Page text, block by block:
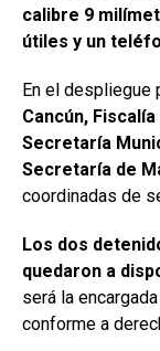
calibre 9
útiles y un
En el despliegue
Cancún,
Secretaría
Secretaría de
coordinadas de
Los dos
quedaron a
será la
conforme a